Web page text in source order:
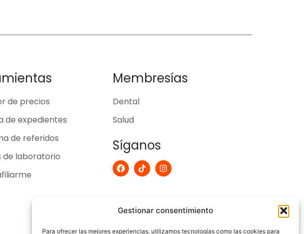
Gestionar consentimiento
Para ofrecer las mejores experiencias, utilizamos tecnologías como las cookies para
de precios
de expedientes
de referidos
de laboratorio
Membresías
Dental
Salud
Síganos
F
a
o
T
i
I
n
r
m